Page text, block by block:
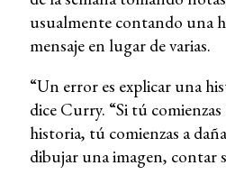
usualmente contando una
mensaje en lugar de varias.
“Un error es explicar una
dice Curry. “Si tú
historia, tú comienzas a
dibujar una imagen, contar